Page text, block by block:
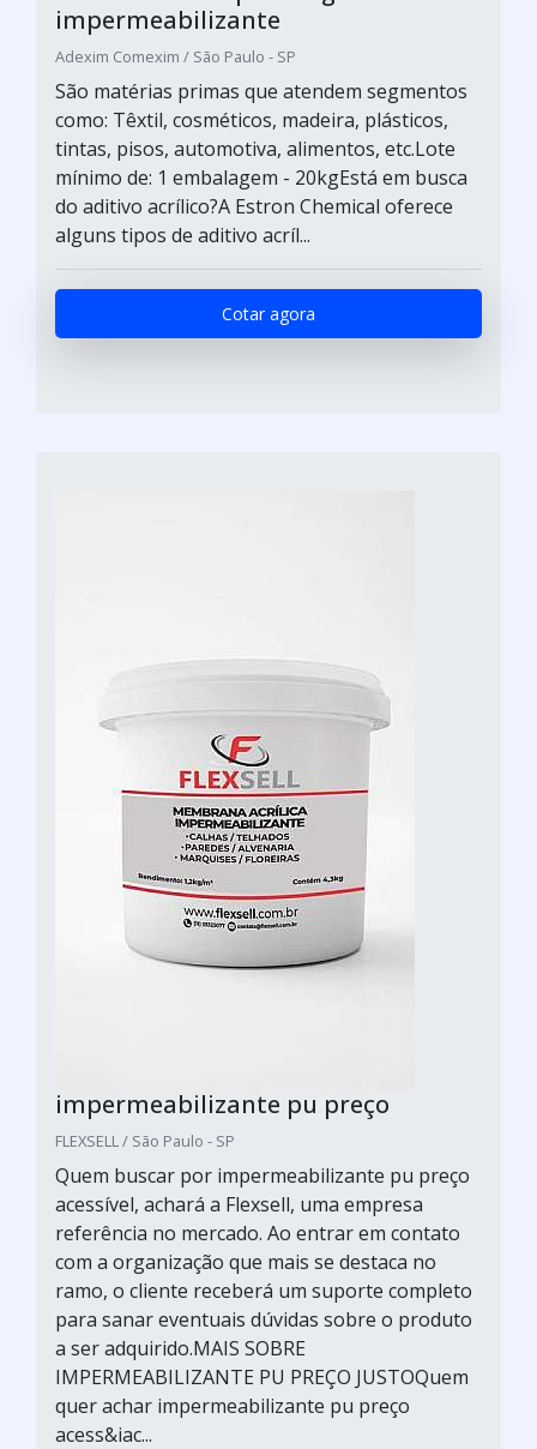
impermeabilizante
Adexim Comexim / São Paulo - SP
São matérias primas que atendem segmentos
como: Têxtil, cosméticos, madeira, plásticos,
tintas, pisos, automotiva, alimentos, etc.Lote
mínimo de: 1 embalagem - 20kgEstá em busca
do aditivo acrílico?A Estron Chemical oferece
alguns tipos de aditivo acríl...
Cotar agora
impermeabilizante pu preço
FLEXSELL / São Paulo - SP
Quem buscar por impermeabilizante pu preço
acessível, achará a Flexsell, uma empresa
referência no mercado. Ao entrar em contato
com a organização que mais se destaca no
ramo, o cliente receberá um suporte completo
para sanar eventuais dúvidas sobre o produto
a ser adquirido.MAIS SOBRE
IMPERMEABILIZANTE PU PREÇO JUSTOQuem
quer achar impermeabilizante pu preço
acess&iac...